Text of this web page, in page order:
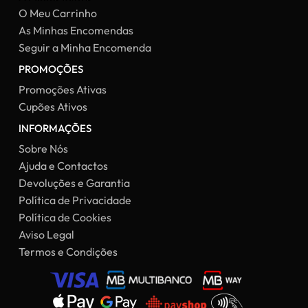
O Meu Carrinho
As Minhas Encomendas
Seguir a Minha Encomenda
PROMOÇÕES
Promoções Ativas
Cupões Ativos
INFORMAÇÕES
Sobre Nós
Ajuda e Contactos
Devoluções e Garantia
Política de Privacidade
Política de Cookies
Aviso Legal
Termos e Condições